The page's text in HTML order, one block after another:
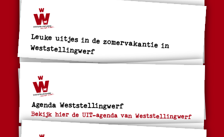
Leuke uitjes in de zomervakantie in
Weststellingwerf
Agenda Weststellingwerf
Bekijk hier de UIT-agenda van Weststellingwerf